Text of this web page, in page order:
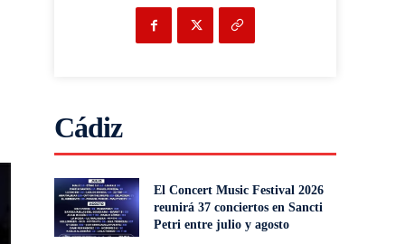
Cádiz
El Concert Music Festival 2026
reunirá 37 conciertos en Sancti
Petri entre julio y agosto